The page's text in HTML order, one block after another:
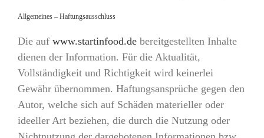
Allgemeines – Haftungsausschluss
Die auf www.startinfood.de bereitgestellten Inhalte
dienen der Information. Für die Aktualität,
Vollständigkeit und Richtigkeit wird keinerlei
Gewähr übernommen. Haftungsansprüche gegen den
Autor, welche sich auf Schäden materieller oder
ideeller Art beziehen, die durch die Nutzung oder